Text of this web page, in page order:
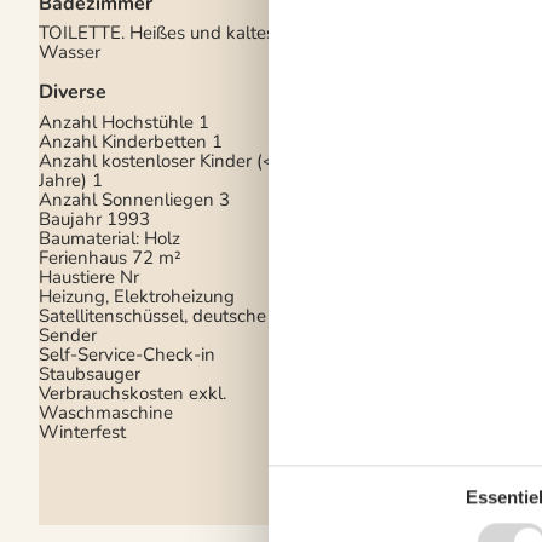
TOILETTE. Heißes und kaltes
Wasser
Diverse
Anzahl Hochstühle 1
Anzahl Kinderbetten 1
Anzahl kostenloser Kinder (<4
Jahre) 1
Anzahl Sonnenliegen 3
Baujahr 1993
Baumaterial: Holz
Ferienhaus 72 m²
Haustiere Nr
Heizung, Elektroheizung
Satellitenschüssel, deutsche
Sender
Self-Service-Check-in
Staubsauger
Verbrauchskosten exkl.
Waschmaschine
Winterfest